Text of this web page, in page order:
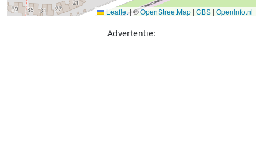
Leaflet|©OpenStreetMap | CBS | OpenInfo.nl
Advertentie: